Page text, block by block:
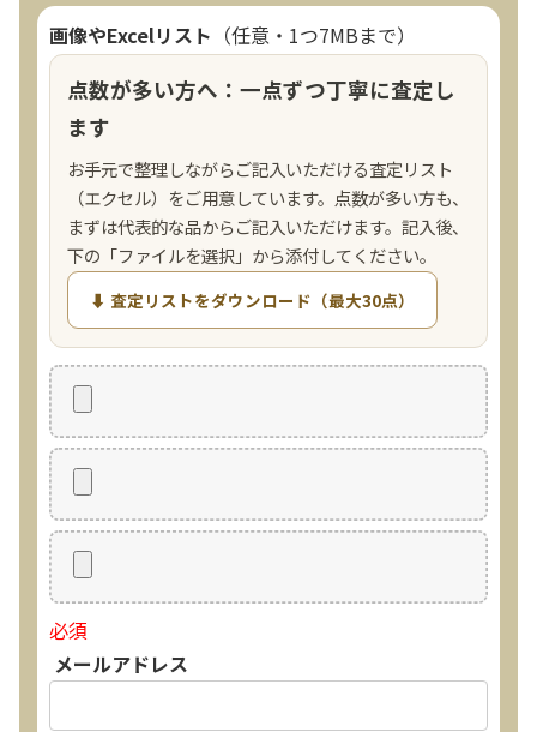
画像やExcelリスト （任意・1つ7MBまで）
点数が多い方へ：一点ずつ丁寧に査定し
ます
お手元で整理しながらご記入いただける査定リスト
（エクセル）をご用意しています。点数が多い方も、
まずは代表的な品からご記入いただけます。記入後、
下の「ファイルを選択」から添付してください。
⬇ 査定リストをダウンロード（最大30点）
必須
メールアドレス